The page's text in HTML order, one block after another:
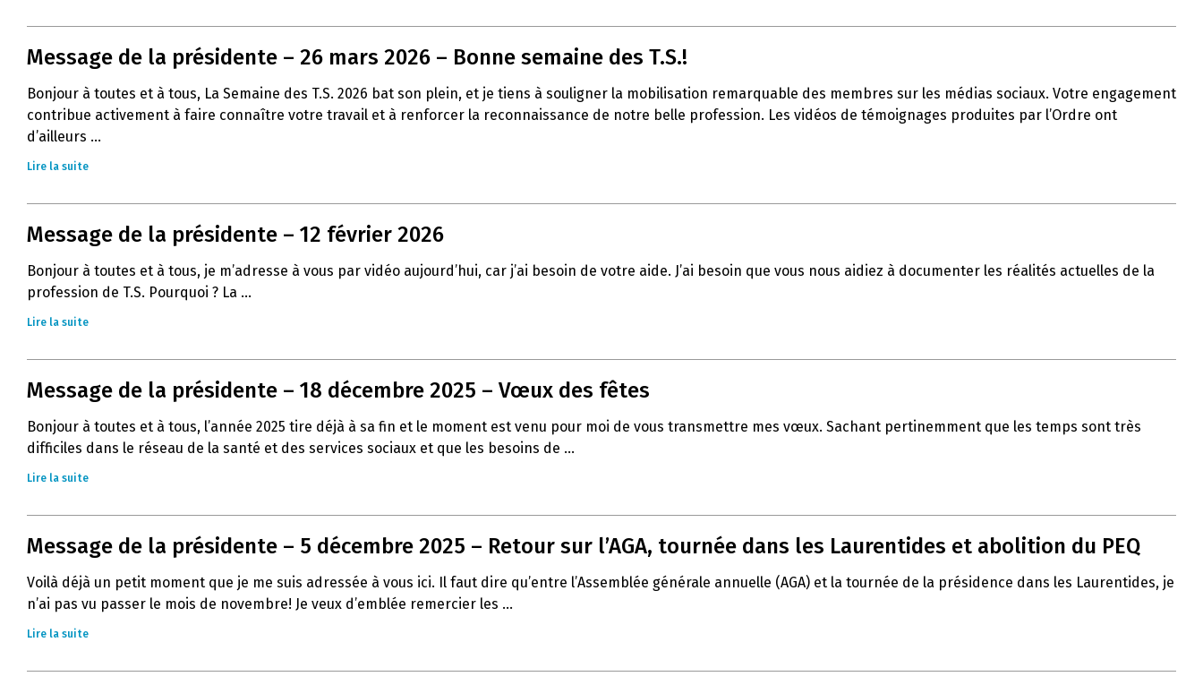
Message de la présidente – 26 mars 2026 – Bonne semaine des T.S.!
Bonjour à toutes et à tous, La Semaine des T.S. 2026 bat son plein, et je tiens à souligner la mobilisation remarquable des membres sur les médias sociaux. Votre engagement
contribue activement à faire connaître votre travail et à renforcer la reconnaissance de notre belle profession. Les vidéos de témoignages produites par l’Ordre ont
d’ailleurs ...
Lire la suite
Message de la présidente – 12 février 2026
Bonjour à toutes et à tous, je m’adresse à vous par vidéo aujourd’hui, car j’ai besoin de votre aide. J’ai besoin que vous nous aidiez à documenter les réalités actuelles de la
profession de T.S. Pourquoi ? La ...
Lire la suite
Message de la présidente – 18 décembre 2025 – Vœux des fêtes
Bonjour à toutes et à tous, l’année 2025 tire déjà à sa fin et le moment est venu pour moi de vous transmettre mes vœux. Sachant pertinemment que les temps sont très
difficiles dans le réseau de la santé et des services sociaux et que les besoins de ...
Lire la suite
Message de la présidente – 5 décembre 2025 – Retour sur l’AGA, tournée dans les Laurentides et abolition du PEQ
Voilà déjà un petit moment que je me suis adressée à vous ici. Il faut dire qu’entre l’Assemblée générale annuelle (AGA) et la tournée de la présidence dans les Laurentides, je
n’ai pas vu passer le mois de novembre! Je veux d’emblée remercier les ...
Lire la suite